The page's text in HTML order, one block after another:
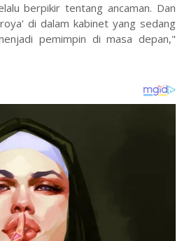
berpikir tentang ancaman. Dan
di dalam kabinet yang sedang
pemimpin di masa depan,"